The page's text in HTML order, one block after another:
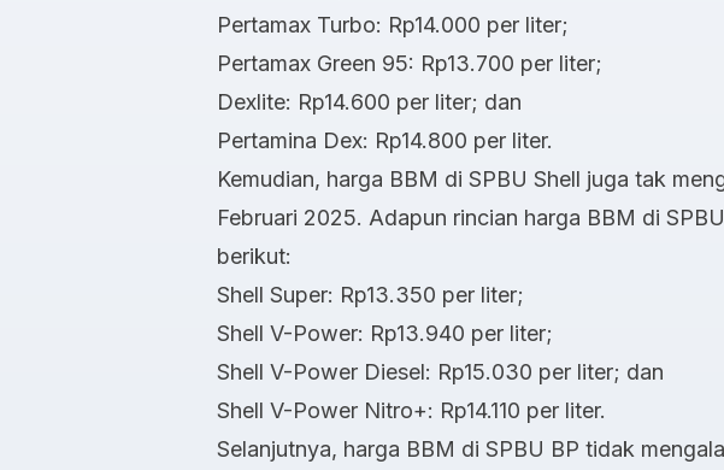
Pertamax Turbo: Rp14.000 per liter;
Pertamax Green 95: Rp13.700 per liter;
Dexlite: Rp14.600 per liter; dan
Pertamina Dex: Rp14.800 per liter.
Kemudian, harga BBM di SPBU Shell juga tak
Februari 2025. Adapun rincian harga BBM di
berikut:
Shell Super: Rp13.350 per liter;
Shell V-Power: Rp13.940 per liter;
Shell V-Power Diesel: Rp15.030 per liter; dan
Shell V-Power Nitro+: Rp14.110 per liter.
Selanjutnya, harga BBM di SPBU BP tidak